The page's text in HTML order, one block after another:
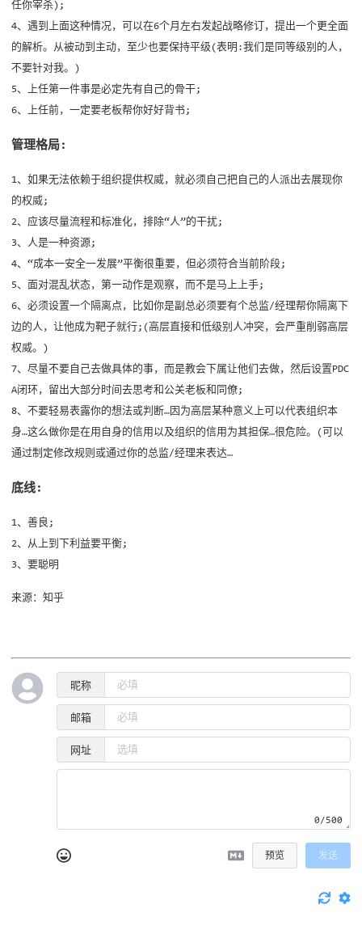
任你宰杀);
4、遇到上面这种情况，可以在6个月左右发起战略修订，提出一个更全面
的解析。从被动到主动，至少也要保持平级(表明:我们是同等级别的人，
不要针对我。)
5、上任第一件事是必定先有自己的骨干;
6、上任前，一定要老板帮你好好背书;
管理格局:
1、如果无法依赖于组织提供权威，就必须自己把自己的人派出去展现你
的权威;
2、应该尽量流程和标准化，排除“人”的干扰;
3、人是一种资源;
4、“成本一安全一发展”平衡很重要，但必须符合当前阶段;
5、面对混乱状态，第一动作是观察，而不是马上上手;
6、必须设置一个隔离点，比如你是副总必须要有个总监/经理帮你隔离下
边的人，让他成为靶子就行;(高层直接和低级别人冲突，会严重削弱高层
权威。)
7、尽量不要自己去做具体的事，而是教会下属让他们去做，然后设置PDC
A闭环，留出大部分时间去思考和公关老板和同僚;
8、不要轻易表露你的想法或判断…因为高层某种意义上可以代表组织本
身…这么做你是在用自身的信用以及组织的信用为其担保…很危险。(可以
通过制定修改规则或通过你的总监/经理来表达…
底线:
1、善良;
2、从上到下利益要平衡;
3、要聪明
来源：知乎
昵称
邮箱
网址
0/500
预览 发送